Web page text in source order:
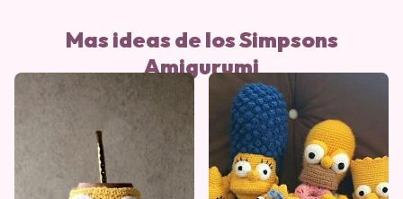
Mas ideas de los Simpsons
Amigurumi